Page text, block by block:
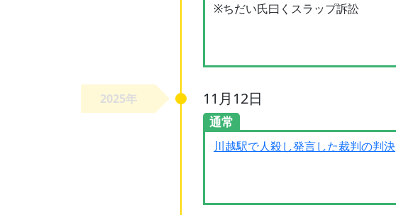
※ちだい氏曰くスラップ訴訟
2025年 11月12日
通常
川越駅で人殺し発言した裁判の判決